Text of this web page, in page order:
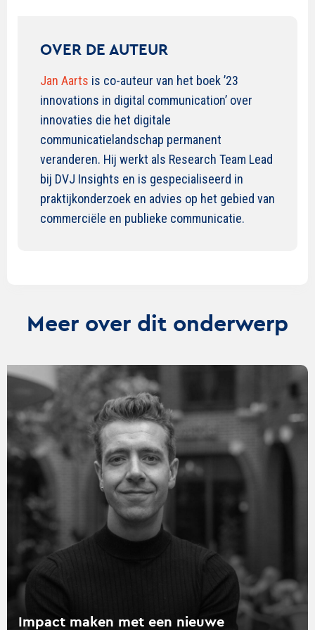
OVER DE AUTEUR
Jan Aarts is co-auteur van het boek ’23
innovations in digital communication’ over
innovaties die het digitale
communicatielandschap permanent
veranderen. Hij werkt als Research Team Lead
bij DVJ Insights en is gespecialiseerd in
praktijkonderzoek en advies op het gebied van
commerciële en publieke communicatie.
Meer over dit onderwerp
Impact maken met een nieuwe
Lees
Impact
maken
met
mediastrategie